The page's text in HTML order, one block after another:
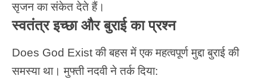
सृजन का संकेत देते हैं।
स्वतंत्र इच्छा और बुराई का प्रश्न
Does God Exist की बहस में एक महत्वपूर्ण मुद्दा बुराई की
समस्या था। मुफ्ती नदवी ने तर्क दिया: